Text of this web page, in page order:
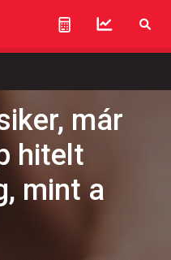
már
hitelt
mint a